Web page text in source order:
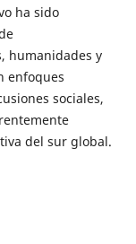
ha sido
humanidades y
enfoques
sociales,
del sur global.